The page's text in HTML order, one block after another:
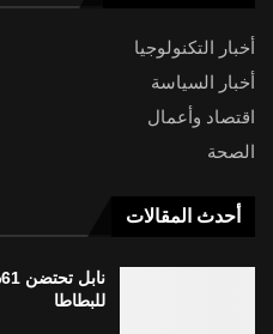
أخبار التكنولوجيا
أخبار السياسة
اقتصاد وأعمال
الصحة
أحدث المقالات
للبطاطا